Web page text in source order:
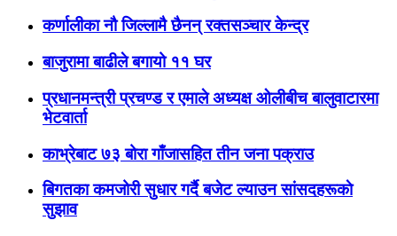
कर्णालीका नौ जिल्लामै छैनन् रक्तसञ्चार केन्द्र
बाजुरामा बाढीले बगायो ११ घर
प्रधानमन्त्री प्रचण्ड र एमाले अध्यक्ष ओलीबीच बालुवाटारमा
भेटवार्ता
काभ्रेबाट ७३ बोरा गाँजासहित तीन जना पक्राउ
बिगतका कमजोरी सुधार गर्दै बजेट ल्याउन सांसदहरूकाे
सुझाव